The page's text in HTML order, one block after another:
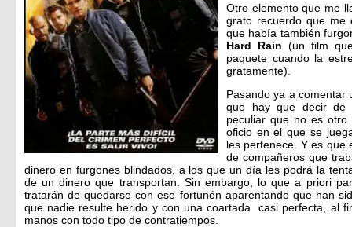
Otro elemento que me
grato recuerdo que
que había también
Hard Rain (un film
paquete cuando la
gratamente).
Pasando ya a comentar
que hay que decir de
peculiar que no es
oficio en el que se
les pertenece. Y es que
de compañeros que
dinero en furgones blindados, a los que un día les podrá la
de un dinero que transportan. Sin embargo, lo que a priori
tratarán de quedarse con ese fortunón aparentando que han
que nadie resulte herido y con una coartada casi perfecta, al
manos con todo tipo de contratiempos.